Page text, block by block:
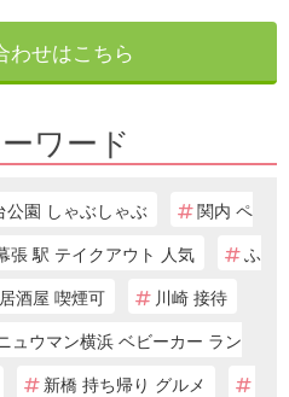
わせはこちら
ワード
公園 しゃぶしゃぶ
関内 ペ
張 駅 テイクアウト 人気
ふ
酒屋 喫煙可
川崎 接待
ュウマン横浜 ベビーカー ラン
新橋 持ち帰り グルメ